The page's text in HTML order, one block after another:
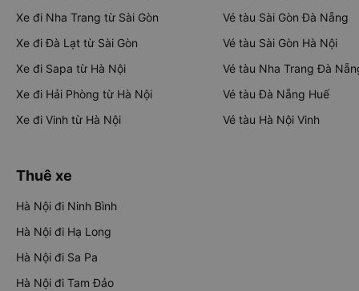
Xe đi Nha Trang từ Sài Gòn
Xe đi Đà Lạt từ Sài Gòn
Xe đi Sapa từ Hà Nội
Xe đi Hải Phòng từ Hà Nội
Xe đi Vinh từ Hà Nội
Vé tàu Sài Gòn Đà Nẵng
Vé tàu Sài Gòn Hà Nội
Vé tàu Nha Trang Đà
Vé tàu Đà Nẵng Huế
Vé tàu Hà Nội Vinh
Thuê xe
Hà Nội đi Ninh Bình
Hà Nội đi Hạ Long
Hà Nội đi Sa Pa
Hà Nội đi Tam Đảo